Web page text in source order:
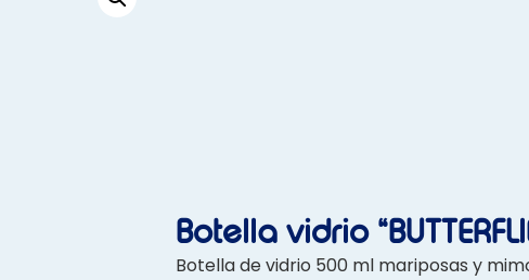
Botella vidrio
Botella de vidrio 500 ml mariposas y